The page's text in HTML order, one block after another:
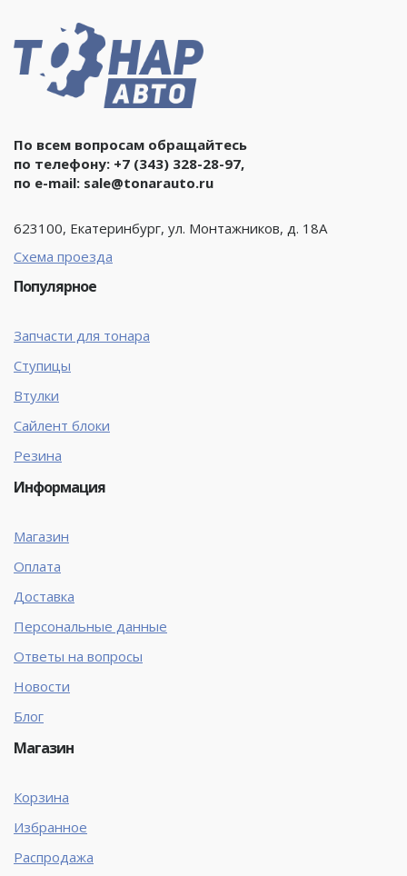
По всем вопросам обращайтесь
по телефону: +7 (343) 328-28-97,
по e-mail: sale@tonarauto.ru
623100, Екатеринбург, ул. Монтажников, д. 18А
Схема проезда
Популярное
Запчасти для тонара
Ступицы
Втулки
Сайлент блоки
Резина
Информация
Магазин
Оплата
Доставка
Персональные данные
Ответы на вопросы
Новости
Блог
Магазин
Корзина
Избранное
Распродажа